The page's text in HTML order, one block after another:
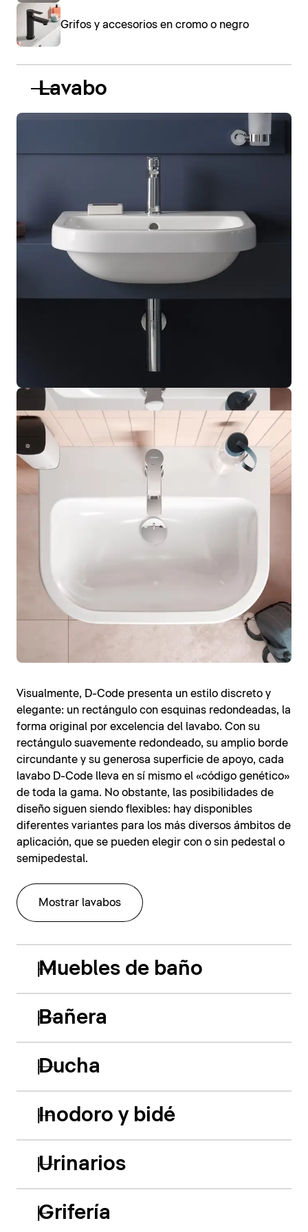
Grifos y accesorios en cromo o negro
Lavabo
Visualmente, D-Code presenta un estilo discreto y
elegante: un rectángulo con esquinas redondeadas, la
forma original por excelencia del lavabo. Con su
rectángulo suavemente redondeado, su amplio borde
circundante y su generosa superficie de apoyo, cada
lavabo D-Code lleva en sí mismo el «código genético»
de toda la gama. No obstante, las posibilidades de
diseño siguen siendo flexibles: hay disponibles
diferentes variantes para los más diversos ámbitos de
aplicación, que se pueden elegir con o sin pedestal o
semipedestal.
Mostrar lavabos
Muebles de baño
Bañera
Ducha
Inodoro y bidé
Urinarios
Grifería